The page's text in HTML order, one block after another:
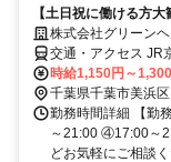
【土日祝に働ける方
株式会社グリーン
イパーク_0P4989
交通・アクセス JR
時給1,150円～
千葉県千葉市美浜区
勤務時間詳細 【
～21:00 ④17:00～
どお気軽にご相談く